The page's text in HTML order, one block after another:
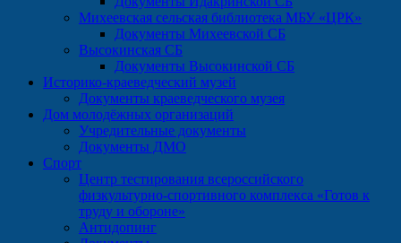
Михеевская сельская библиотека МБУ «ЦРК»
Документы Михеевской СБ
Высокинская СБ
Документы Высокинской СБ
Историко-краеведческий музей
Документы краеведческого музея
Дом молодёжных организаций
Учредительные документы
Документы ДМО
Спорт
Центр тестирования всероссийского
физкультурно-спортивного комплекса «Готов к
труду и обороне»
Антидопинг